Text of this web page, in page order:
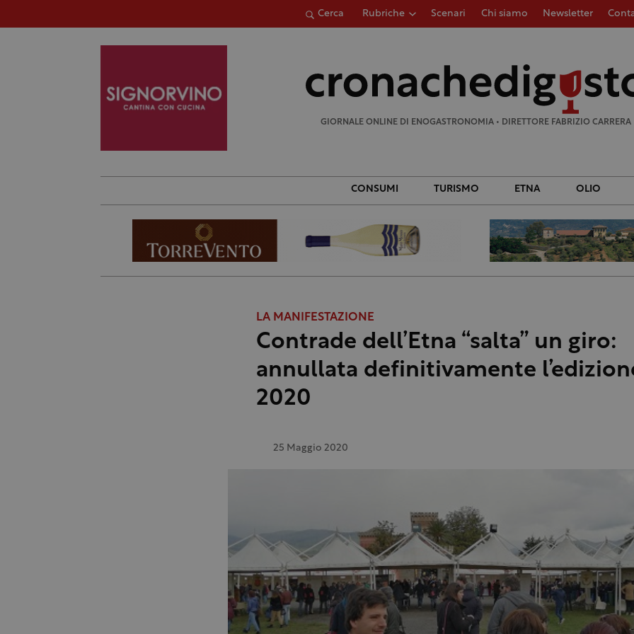
Cerca Rubriche Scenari Chi siamo Newsletter
GIORNALE ONLINE DI ENOGASTRONOMIA • DIRETTORE FABRIZIO CARRERA
CONSUMI TURISMO ETNA OLIO
LA MANIFESTAZIONE
Contrade dell’Etna “salta” un giro:
annullata definitivamente
2020
25 Maggio 2020